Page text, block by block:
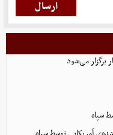
برگزار می‌شود
سپاه